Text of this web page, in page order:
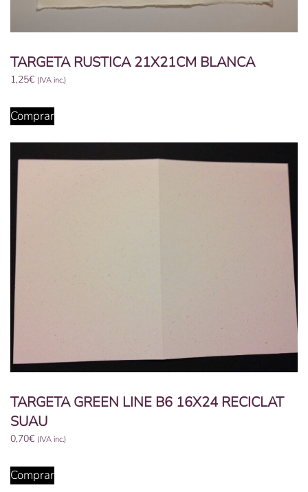
TARGETA RUSTICA 21X21CM BLANCA
1,25€ (IVA inc.)
Comprar
TARGETA GREEN LINE B6 16X24 RECICLAT
SUAU
0,70€ (IVA inc.)
Comprar